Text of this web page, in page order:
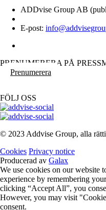
ADDvise Group AB
E-post:
PRENUMERERA PÅ
Prenumerera
FÖLJ OSS
© 2023 Addvise Group, alla
Cookies Privacy notice
Producerad av Galax
We use cookies on our website
experience by remembering
clicking “Accept All”, you
However, you may visit
consent.